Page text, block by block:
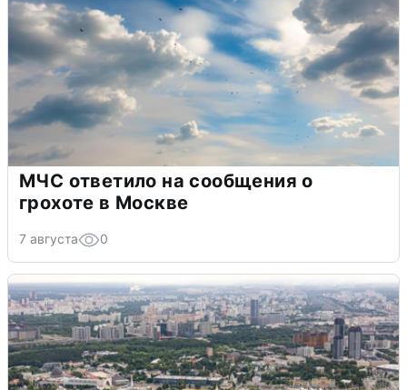
МЧС ответило на сообщения о
грохоте в Москве
7 августа 0